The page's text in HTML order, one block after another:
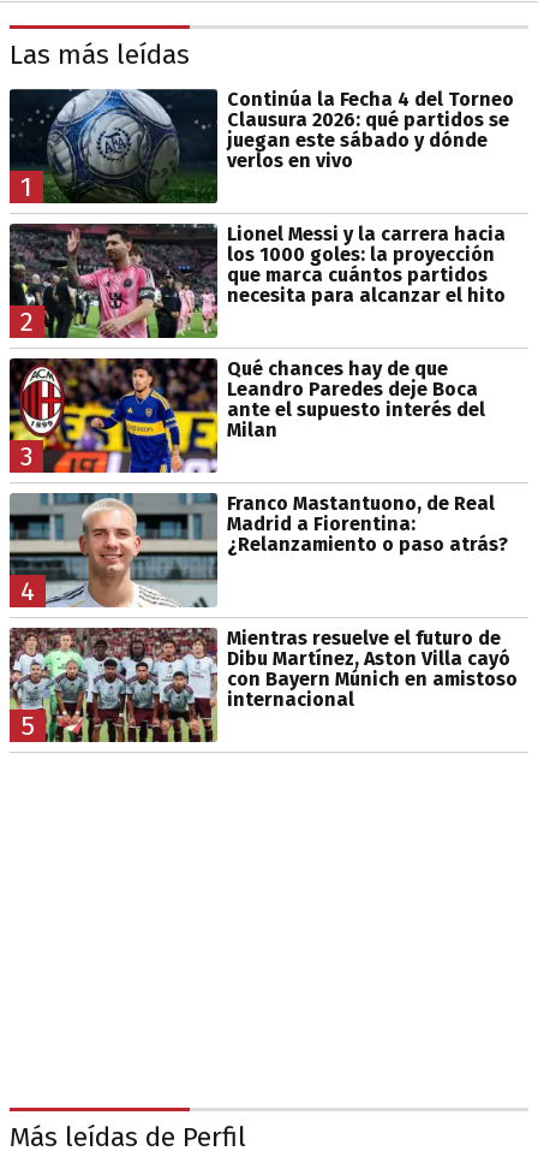
Las más leídas
1
Continúa la Fecha 4 del Torneo
Clausura 2026: qué partidos se
juegan este sábado y dónde
verlos en vivo
2
Lionel Messi y la carrera hacia
los 1000 goles: la proyección
que marca cuántos partidos
necesita para alcanzar el hito
3
Qué chances hay de que
Leandro Paredes deje Boca
ante el supuesto interés del
Milan
4
Franco Mastantuono, de Real
Madrid a Fiorentina:
¿Relanzamiento o paso atrás?
5
Mientras resuelve el futuro de
Dibu Martínez, Aston Villa cayó
con Bayern Múnich en amistoso
internacional
Más leídas de Perfil